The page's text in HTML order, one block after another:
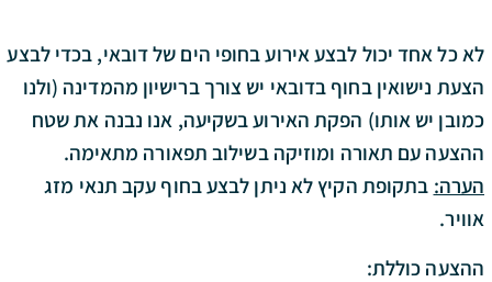
לא כל אחד יכול לבצע אירוע בחופי הים של דובאי, בכדי לבצע
הצעת נישואין בחוף בדובאי יש צורך ברישיון מהמדינה (ולנו
כמובן יש אותו) הפקת האירוע בשקיעה, אנו נבנה את שטח
ההצעה עם תאורה ומוזיקה בשילוב תפאורה מתאימה.
הערה: בתקופת הקיץ לא ניתן לבצע בחוף עקב תנאי מזג
אוויר.
ההצעה כוללת: